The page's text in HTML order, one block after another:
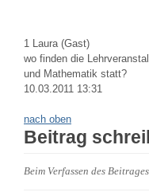
1
Laura (Gast)
wo finden die
und Mathematik statt?
10.03.2011 13:31
nach oben
Beitrag
Beim Verfassen des